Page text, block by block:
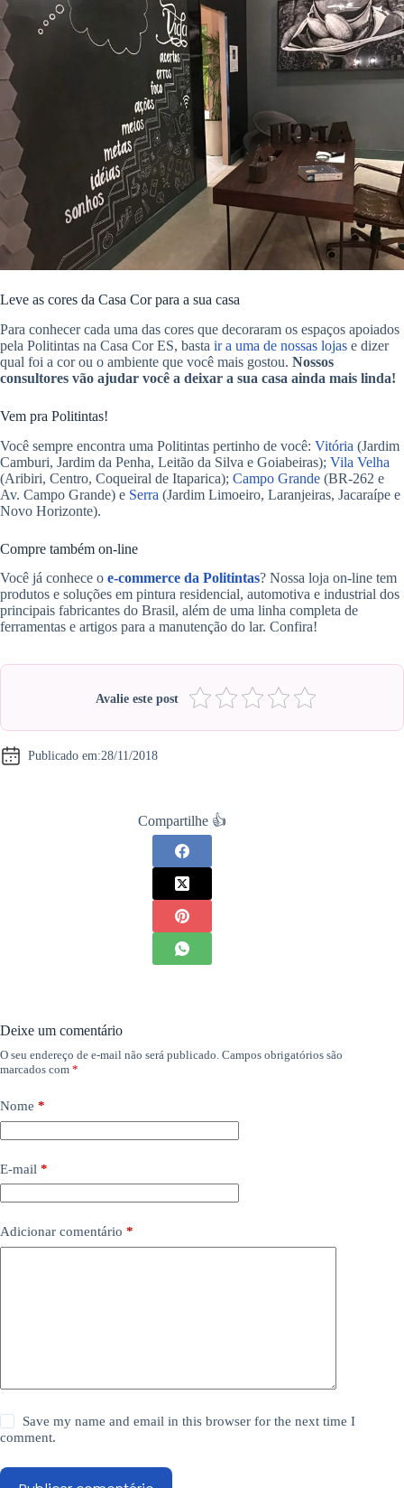
Leve as cores da Casa Cor para a sua casa
Para conhecer cada uma das cores que decoraram os espaços apoiados
pela Politintas na Casa Cor ES, basta ir a uma de nossas lojas e dizer
qual foi a cor ou o ambiente que você mais gostou. Nossos
consultores vão ajudar você a deixar a sua casa ainda mais linda!
Vem pra Politintas!
Você sempre encontra uma Politintas pertinho de você: Vitória (Jardim
Camburi, Jardim da Penha, Leitão da Silva e Goiabeiras); Vila Velha
(Aribiri, Centro, Coqueiral de Itaparica); Campo Grande (BR-262 e
Av. Campo Grande) e Serra (Jardim Limoeiro, Laranjeiras, Jacaraípe e
Novo Horizonte).
Compre também on-line
Você já conhece o e-commerce da Politintas? Nossa loja on-line tem
produtos e soluções em pintura residencial, automotiva e industrial dos
principais fabricantes do Brasil, além de uma linha completa de
ferramentas e artigos para a manutenção do lar. Confira!
Avalie este post
Publicado em:28/11/2018
Compartilhe 👍
Deixe um comentário
O seu endereço de e-mail não será publicado. Campos obrigatórios são
marcados com *
Nome *
E-mail *
Adicionar comentário *
Save my name and email in this browser for the next time I
comment.